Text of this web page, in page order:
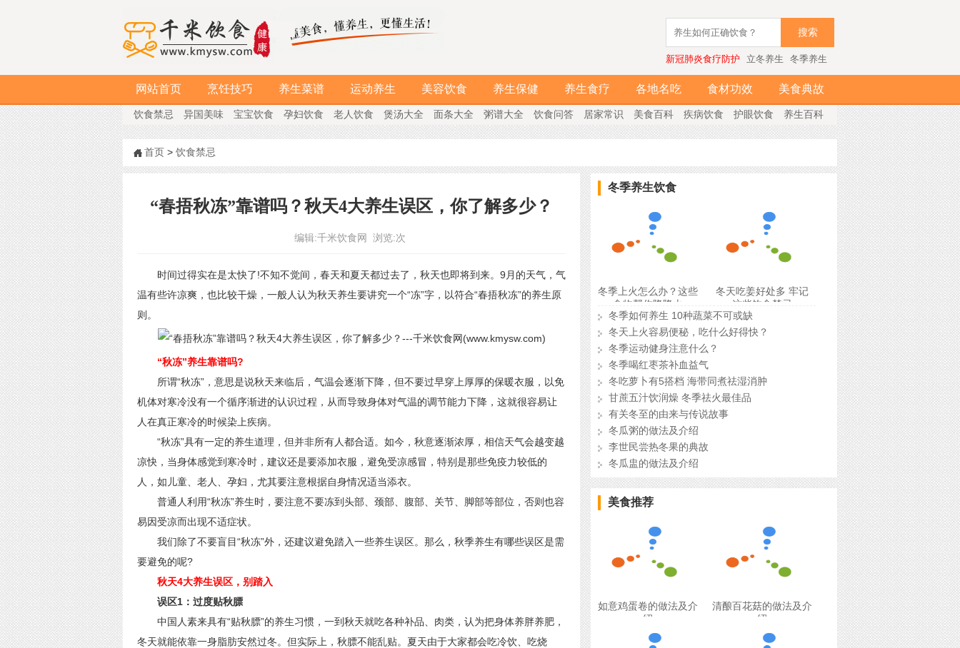
搜索
新冠肺炎食疗防护 立冬养生 冬季养生
网站首页 烹饪技巧 养生菜谱 运动养生 美容饮食 养生保健 养生食疗 各地名吃 食材功效 美食典故
饮食禁忌 异国美味 宝宝饮食 孕妇饮食 老人饮食 煲汤大全 面条大全 粥谱大全 饮食问答 居家常识 美食百科 疾病饮食 护眼饮食 养生百科
首页 > 饮食禁忌
“春捂秋冻”靠谱吗？秋天4大养生误区，你了解多少？
编辑:千米饮食网 浏览:次
时间过得实在是太快了!不知不觉间，春天和夏天都过去了，秋天也即将到来。9月的天气，气
温有些许凉爽，也比较干燥，一般人认为秋天养生要讲究一个“冻”字，以符合“春捂秋冻”的养生原
则。
“秋冻”养生靠谱吗?
所谓“秋冻”，意思是说秋天来临后，气温会逐渐下降，但不要过早穿上厚厚的保暖衣服，以免
机体对寒冷没有一个循序渐进的认识过程，从而导致身体对气温的调节能力下降，这就很容易让
人在真正寒冷的时候染上疾病。
“秋冻”具有一定的养生道理，但并非所有人都合适。如今，秋意逐渐浓厚，相信天气会越变越
凉快，当身体感觉到寒冷时，建议还是要添加衣服，避免受凉感冒，特别是那些免疫力较低的
人，如儿童、老人、孕妇，尤其要注意根据自身情况适当添衣。
普通人利用“秋冻”养生时，要注意不要冻到头部、颈部、腹部、关节、脚部等部位，否则也容
易因受凉而出现不适症状。
我们除了不要盲目“秋冻”外，还建议避免踏入一些养生误区。那么，秋季养生有哪些误区是需
要避免的呢?
秋天4大养生误区，别踏入
误区1：过度贴秋膘
中国人素来具有“贴秋膘”的养生习惯，一到秋天就吃各种补品、肉类，认为把身体养胖养肥，
冬天就能依靠一身脂肪安然过冬。但实际上，秋膘不能乱贴。夏天由于大家都会吃冷饮、吃烧
冬季养生饮食
冬季上火怎么办？这些
食物帮你降降火
冬天吃姜好处多 牢记
这些饮食禁忌
冬季如何养生 10种蔬菜不可或缺
冬天上火容易便秘，吃什么好得快？
冬季运动健身注意什么？
冬季喝红枣茶补血益气
冬吃萝卜有5搭档 海带同煮祛湿消肿
甘蔗五汁饮润燥 冬季祛火最佳品
有关冬至的由来与传说故事
冬瓜粥的做法及介绍
李世民尝热冬果的典故
冬瓜盅的做法及介绍
美食推荐
如意鸡蛋卷的做法及介
绍
清酿百花菇的做法及介
绍